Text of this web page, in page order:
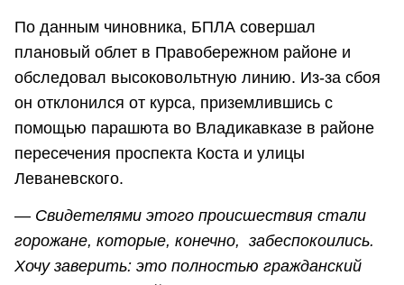
По данным чиновника, БПЛА совершал
плановый облет в Правобережном районе и
обследовал высоковольтную линию. Из-за сбоя
он отклонился от курса, приземлившись с
помощью парашюта во Владикавказе в районе
пересечения проспекта Коста и улицы
Леваневского.
— Свидетелями этого происшествия стали
горожане, которые, конечно, забеспокоились.
Хочу заверить: это полностью гражданский